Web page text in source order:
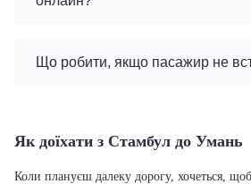
Що робити, якщо пасажир не
Як доїхати з Стамбул до Умань
Коли плануєш далеку дорогу, хочеться,